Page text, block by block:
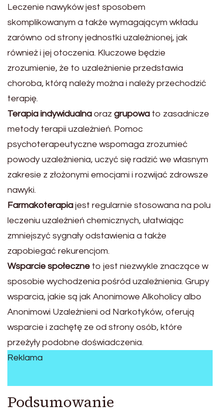
Leczenie nawyków jest sposobem
skomplikowanym a także wymagającym wkładu
zarówno od strony jednostki uzależnionej, jak
również i jej otoczenia. Kluczowe będzie
zrozumienie, że to uzależnienie przedstawia
choroba, którą należy można i należy przechodzić
terapię.
Terapia indywidualna oraz grupowa to zasadnicze
metody terapii uzależnień. Pomoc
psychoterapeutyczne wspomaga zrozumieć
powody uzależnienia, uczyć się radzić we własnym
zakresie z złożonymi emocjami i rozwijać zdrowsze
nawyki.
Farmakoterapia jest regularnie stosowana na polu
leczeniu uzależnień chemicznych, ułatwiając
zmniejszyć sygnały odstawienia a także
zapobiegać rekurencjom.
Wsparcie społeczne to jest niezwykle znaczące w
sposobie wychodzenia pośród uzależnienia. Grupy
wsparcia, jakie są jak Anonimowe Alkoholicy albo
Anonimowi Uzależnieni od Narkotyków, oferują
wsparcie i zachętę ze od strony osób, które
przeżyły podobne doświadczenia.
Reklama
Podsumowanie